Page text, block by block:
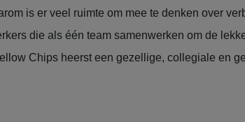
is er veel ruimte om mee te denken over
die als één team samenwerken om de
Chips heerst een gezellige, collegiale en